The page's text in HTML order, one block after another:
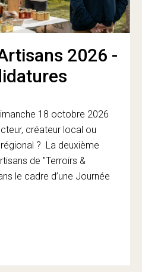
2026 -
18 octobre 2026
créateur local ou
? La deuxième
de "Terroirs &
le cadre d’une Journée